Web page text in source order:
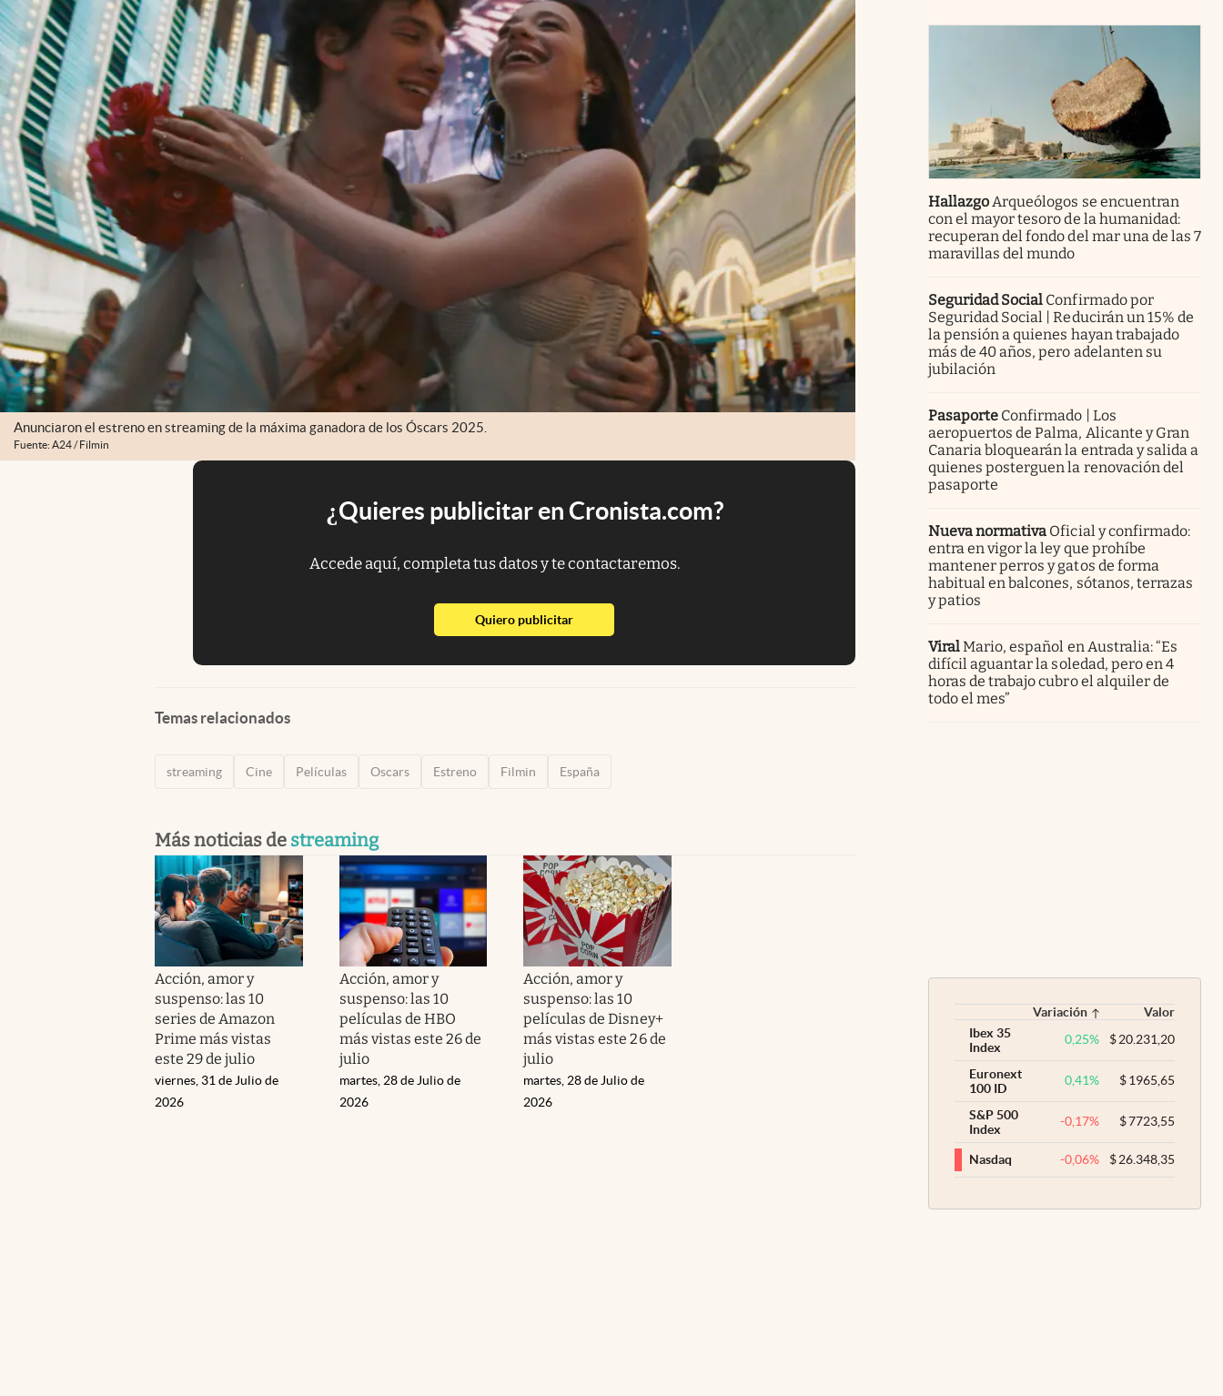
Anunciaron el estreno en streaming de la máxima ganadora de los Óscars 2025.
Fuente: A24 / Filmin
¿Quieres publicitar en Cronista.com?
Accede aquí, completa tus datos y te contactaremos.
Quiero publicitarabre en nueva pestaña
Temas relacionados
streaming Cine Películas Oscars Estreno Filmin España
Más noticias de streaming
Acción, amor y
suspenso: las 10
series de Amazon
Prime más vistas
este 29 de julio
viernes, 31 de Julio de
2026
Acción, amor y
suspenso: las 10
películas de HBO
más vistas este 26 de
julio
martes, 28 de Julio de
2026
Acción, amor y
suspenso: las 10
películas de Disney+
más vistas este 26 de
julio
martes, 28 de Julio de
2026
HallazgoArqueólogos se encuentran
con el mayor tesoro de la humanidad:
recuperan del fondo del mar una de las 7
maravillas del mundo
Seguridad Social Confirmado por
Seguridad Social | Reducirán un 15% de
la pensión a quienes hayan trabajado
más de 40 años, pero adelanten su
jubilación
Pasaporte Confirmado | Los
aeropuertos de Palma, Alicante y Gran
Canaria bloquearán la entrada y salida a
quienes posterguen la renovación del
pasaporte
Nueva normativa Oficial y confirmado:
entra en vigor la ley que prohíbe
mantener perros y gatos de forma
habitual en balcones, sótanos, terrazas
y patios
ViralMario, español en Australia: “Es
difícil aguantar la soledad, pero en 4
horas de trabajo cubro el alquiler de
todo el mes”
Variación
Valor
Ibex 35
Index
0,25% $20.231,20
Euronext
100 ID
0,41% $1965,65
S&P 500
Index
-0,17% $7723,55
Nasdaq -0,06% $26.348,35